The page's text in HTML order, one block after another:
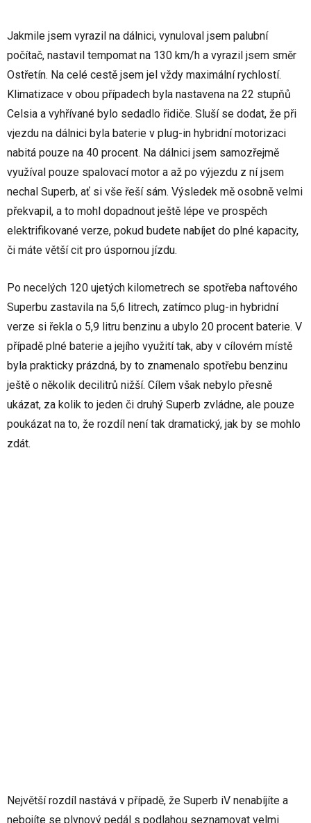
Jakmile jsem vyrazil na dálnici, vynuloval jsem palubní
počítač, nastavil tempomat na 130 km/h a vyrazil jsem směr
Ostřetín. Na celé cestě jsem jel vždy maximální rychlostí.
Klimatizace v obou případech byla nastavena na 22 stupňů
Celsia a vyhřívané bylo sedadlo řidiče. Sluší se dodat, že při
vjezdu na dálnici byla baterie v plug-in hybridní motorizaci
nabitá pouze na 40 procent. Na dálnici jsem samozřejmě
využíval pouze spalovací motor a až po výjezdu z ní jsem
nechal Superb, ať si vše řeší sám. Výsledek mě osobně velmi
překvapil, a to mohl dopadnout ještě lépe ve prospěch
elektrifikované verze, pokud budete nabíjet do plné kapacity,
či máte větší cit pro úspornou jízdu.
Po necelých 120 ujetých kilometrech se spotřeba naftového
Superbu zastavila na 5,6 litrech, zatímco plug-in hybridní
verze si řekla o 5,9 litru benzinu a ubylo 20 procent baterie. V
případě plné baterie a jejího využití tak, aby v cílovém místě
byla prakticky prázdná, by to znamenalo spotřebu benzinu
ještě o několik decilitrů nižší. Cílem však nebylo přesně
ukázat, za kolik to jeden či druhý Superb zvládne, ale pouze
poukázat na to, že rozdíl není tak dramatický, jak by se mohlo
zdát.
Největší rozdíl nastává v případě, že Superb iV nenabíjíte a
nebojíte se plynový pedál s podlahou seznamovat velmi